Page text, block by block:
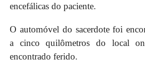
encefálicas do paciente.
O automóvel do sacerdote foi
a cinco quilômetros do local
encontrado ferido.